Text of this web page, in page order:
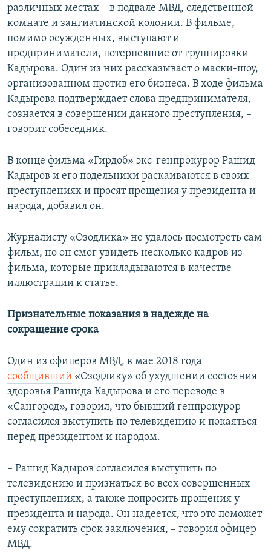
различных местах – в подвале МВД, следственной
комнате и зангиатинской колонии. В фильме,
помимо осужденных, выступают и
предприниматели, потерпевшие от группировки
Кадырова. Один из них рассказывает о маски-шоу,
организованном против его бизнеса. В ходе фильма
Кадырова подтверждает слова предпринимателя,
сознается в совершении данного преступления, –
говорит собеседник.
В конце фильма «Гирдоб»​ экс-генпрокурор Рашид
Кадыров и его подельники раскаиваются в своих
преступлениях и просят прощения у президента и
народа, добавил он.
Журналисту «Озодлика» не удалось посмотреть сам
фильм, но он смог увидеть несколько кадров из
фильма, которые прикладываются в качестве
иллюстрации к статье.
Признательные показания в надежде на
сокращение срока
Один из офицеров МВД, в мае 2018 года
сообщивший «Озодлику» об ухудшении состояния
здоровья Рашида Кадырова и его переводе в
«Сангород», говорил, что бывший генпрокурор
согласился выступить по телевидению и покаяться
перед президентом и народом.
– Рашид Кадыров согласился выступить по
телевидению и признаться во всех совершенных
преступлениях, а также попросить прощения у
президента и народа. Он надеется, что это поможет
ему сократить срок заключения, – говорил офицер
МВД.